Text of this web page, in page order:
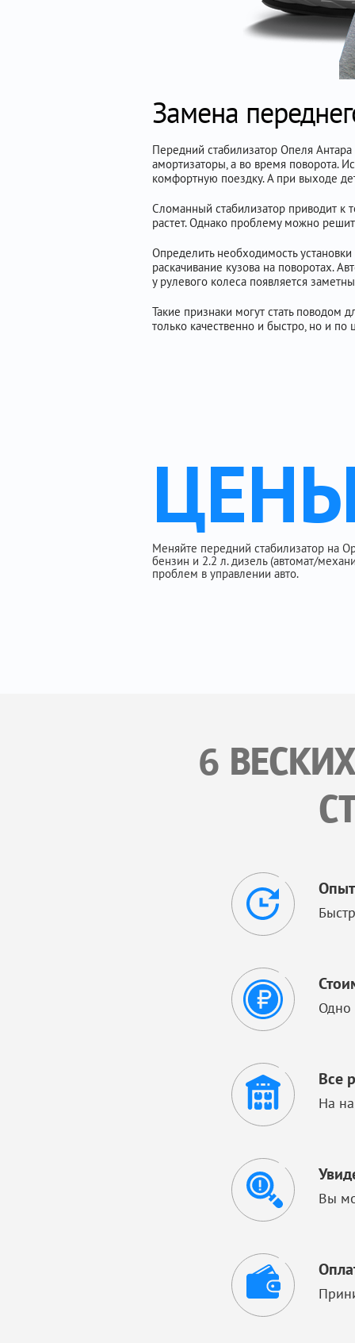
Замена
Передний стабилизатор Опеля
амортизаторы, а во время поворота.
комфортную поездку. А при выходе
Сломанный стабилизатор приводит к
растет. Однако проблему можно
Определить необходимость
раскачивание кузова на поворотах.
у рулевого колеса появляется
Такие признаки могут стать поводом
только качественно и быстро, но и
Меняйте передний стабилизатор на
бензин и 2.2 л. дизель (автомат/
проблем в управлении авто.
6
Одно
Все
На
Вы